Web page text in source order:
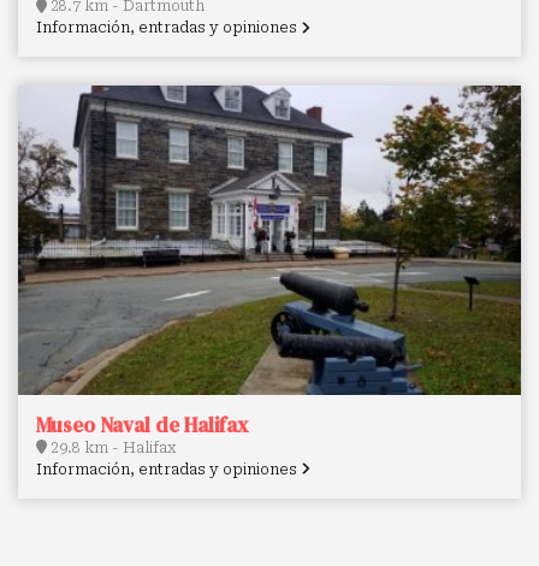
28.7 km - Dartmouth
Información, entradas y opiniones
Museo Naval de Halifax
29.8 km - Halifax
Información, entradas y opiniones